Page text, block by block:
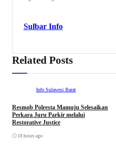
Sulbar Info
Related Posts
Info Sulawesi Barat
Resmob Polresta Mamuju Selesaikan
Perkara Juru Parkir melalui
Restorative Justice
18 hours ago